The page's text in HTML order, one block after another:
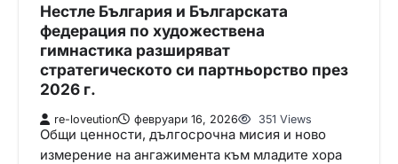
Нестле България и Българската
федерация по художествена
гимнастика разширяват
стратегическото си партньорство през
2026 г.
re-loveution февруари 16, 2026 351 Views
Общи ценности, дългосрочна мисия и ново
измерение на ангажимента към младите хора